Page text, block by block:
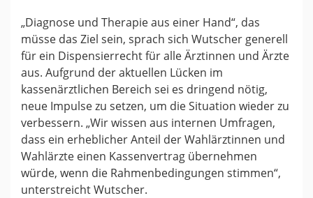
„Diagnose und Therapie aus einer Hand“, das
müsse das Ziel sein, sprach sich Wutscher generell
für ein Dispensierrecht für alle Ärztinnen und Ärzte
aus. Aufgrund der aktuellen Lücken im
kassenärztlichen Bereich sei es dringend nötig,
neue Impulse zu setzen, um die Situation wieder zu
verbessern. „Wir wissen aus internen Umfragen,
dass ein erheblicher Anteil der Wahlärztinnen und
Wahlärzte einen Kassenvertrag übernehmen
würde, wenn die Rahmenbedingungen stimmen“,
unterstreicht Wutscher.